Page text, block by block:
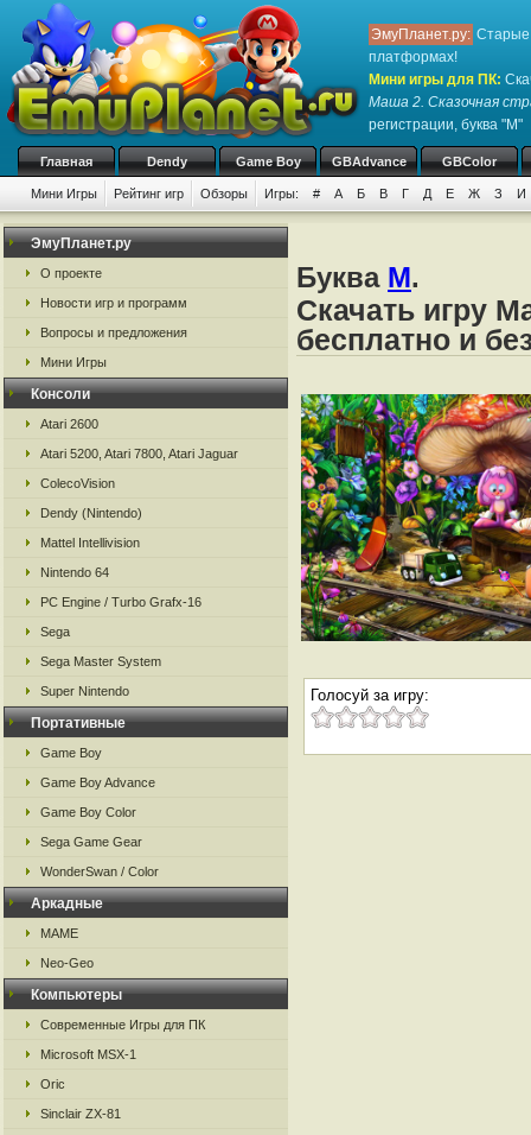
ЭмуПланет.ру: Старые
платформах!
Мини игры для ПК:
Маша 2. Сказочная
регистрации, буква "М"
Главная Dendy Game Boy GBAdvance GBColor
Мини Игры Рейтинг игр Обзоры Игры: # А Б В Г Д Е Ж З И
ЭмуПланет.ру
О проекте
Новости игр и программ
Вопросы и предложения
Мини Игры
Консоли
Atari 2600
Atari 5200, Atari 7800, Atari Jaguar
ColecoVision
Dendy (Nintendo)
Mattel Intellivision
Nintendo 64
PC Engine / Turbo Grafx-16
Sega
Sega Master System
Super Nintendo
Портативные
Game Boy
Game Boy Advance
Game Boy Color
Sega Game Gear
WonderSwan / Color
Аркадные
MAME
Neo-Geo
Компьютеры
Современные Игры для ПК
Microsoft MSX-1
Oric
Sinclair ZX-81
Буква М.
Скачать игру
бесплатно и
Голосуй за игру: